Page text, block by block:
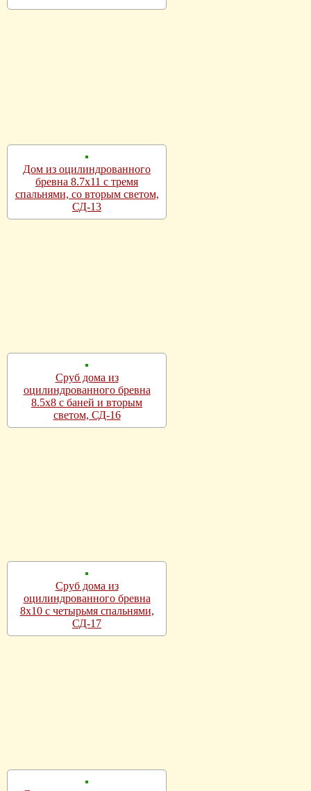
Дом из оцилиндрованного
бревна 8.7х11 с тремя
спальнями, со вторым светом,
СД-13
Сруб дома из
оцилиндрованного бревна
8.5х8 с баней и вторым
светом, СД-16
Сруб дома из
оцилиндрованного бревна
8х10 с четырьмя спальнями,
СД-17